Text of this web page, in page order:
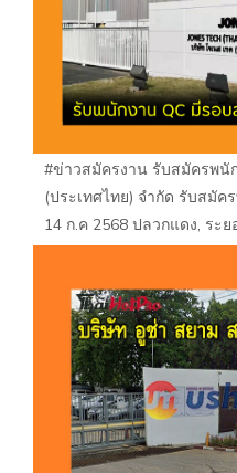
#ข่าวสมัครงาน รับสมัครพนั
(ประเทศไทย) จำกัด รับสมั
14 ก.ค 2568 ปลวกแดง, ระย